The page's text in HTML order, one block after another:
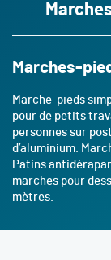
Marches-
Marche-pieds
pour de petits
personnes sur
d’aluminium.
Patins
marches pour
mètres.